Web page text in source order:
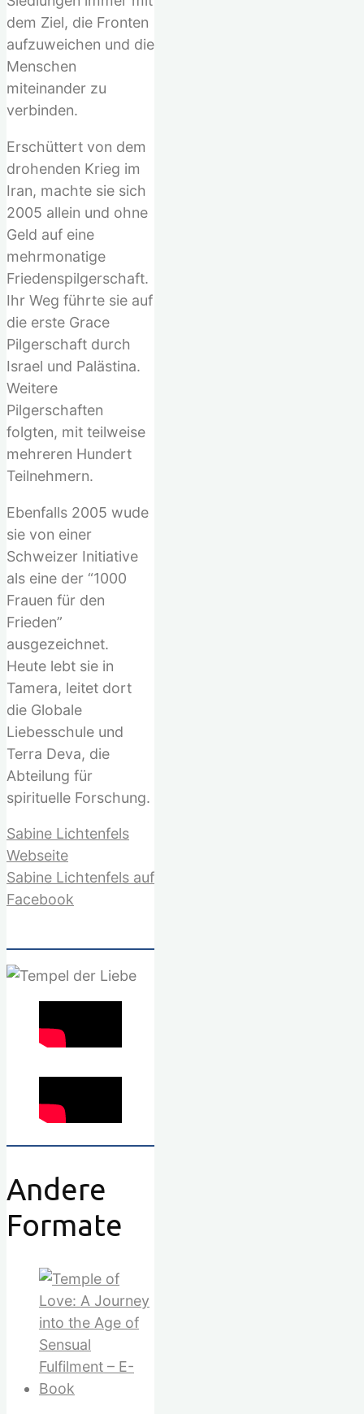
dem Ziel, die Fronten
aufzuweichen und die
Menschen
miteinander zu
verbinden.
Erschüttert von dem
drohenden Krieg im
Iran, machte sie sich
2005 allein und ohne
Geld auf eine
mehrmonatige
Friedenspilgerschaft.
Ihr Weg führte sie auf
die erste Grace
Pilgerschaft durch
Israel und Palästina.
Weitere
Pilgerschaften
folgten, mit teilweise
mehreren Hundert
Teilnehmern.
Ebenfalls 2005 wude
sie von einer
Schweizer Initiative
als eine der “1000
Frauen für den
Frieden”
ausgezeichnet.
Heute lebt sie in
Tamera, leitet dort
die Globale
Liebesschule und
Terra Deva, die
Abteilung für
spirituelle Forschung.
Sabine Lichtenfels
Webseite
Sabine Lichtenfels auf
Facebook
Andere
Formate